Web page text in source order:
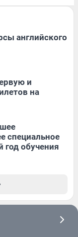
английского
и
на
специальное
год обучения